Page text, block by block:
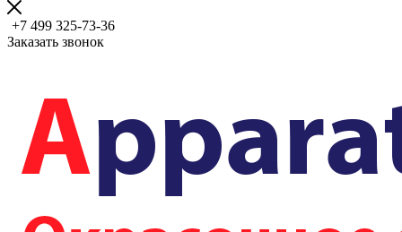
+7 499 325-73-36
Заказать звонок